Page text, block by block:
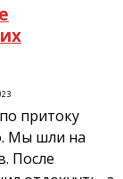
притоку
Мы шли на
После